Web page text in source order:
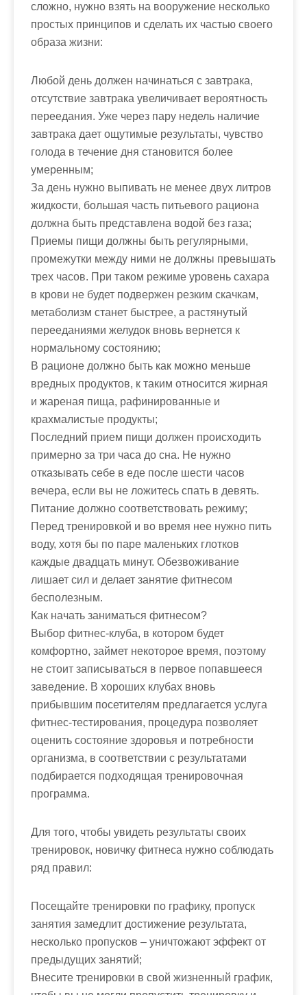
сложно, нужно взять на вооружение несколько
простых принципов и сделать их частью своего
образа жизни:
Любой день должен начинаться с завтрака,
отсутствие завтрака увеличивает вероятность
переедания. Уже через пару недель наличие
завтрака дает ощутимые результаты, чувство
голода в течение дня становится более
умеренным;
За день нужно выпивать не менее двух литров
жидкости, большая часть питьевого рациона
должна быть представлена водой без газа;
Приемы пищи должны быть регулярными,
промежутки между ними не должны превышать
трех часов. При таком режиме уровень сахара
в крови не будет подвержен резким скачкам,
метаболизм станет быстрее, а растянутый
перееданиями желудок вновь вернется к
нормальному состоянию;
В рационе должно быть как можно меньше
вредных продуктов, к таким относится жирная
и жареная пища, рафинированные и
крахмалистые продукты;
Последний прием пищи должен происходить
примерно за три часа до сна. Не нужно
отказывать себе в еде после шести часов
вечера, если вы не ложитесь спать в девять.
Питание должно соответствовать режиму;
Перед тренировкой и во время нее нужно пить
воду, хотя бы по паре маленьких глотков
каждые двадцать минут. Обезвоживание
лишает сил и делает занятие фитнесом
бесполезным.
Как начать заниматься фитнесом?
Выбор фитнес-клуба, в котором будет
комфортно, займет некоторое время, поэтому
не стоит записываться в первое попавшееся
заведение. В хороших клубах вновь
прибывшим посетителям предлагается услуга
фитнес-тестирования, процедура позволяет
оценить состояние здоровья и потребности
организма, в соответствии с результатами
подбирается подходящая тренировочная
программа.
Для того, чтобы увидеть результаты своих
тренировок, новичку фитнеса нужно соблюдать
ряд правил:
Посещайте тренировки по графику, пропуск
занятия замедлит достижение результата,
несколько пропусков – уничтожают эффект от
предыдущих занятий;
Внесите тренировки в свой жизненный график,